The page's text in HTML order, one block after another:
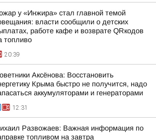
у «Инжира» стал главной темой
власти сообщили о детских
работе кафе и возврате QRкодов
топливо
20:39
Аксёнова: Восстановить
Крыма быстро не получится, надо
аккумуляторами и генераторами
12:31
Развожаев: Важная информация по
топливом на завтра